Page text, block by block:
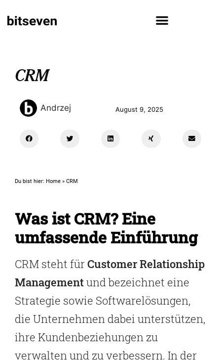
CRM
Andrzej August 9, 2025
Du bist hier: Home » CRM
Was ist CRM? Eine
umfassende Einführung
CRM steht fürCustomer Relationship
Managementund bezeichnet eine
Strategie sowie Softwarelösungen,
die Unternehmen dabei unterstützen,
ihre Kundenbeziehungen zu
verwalten und zu verbessern. In der